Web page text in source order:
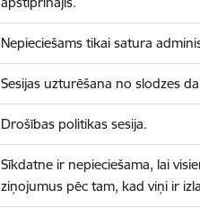
Nepieciešams tikai satura
Sesijas uzturēšana no slodzes
Drošības politikas sesija.
Sīkdatne ir nepieciešama, lai
ziņojumus pēc tam, kad viņi ir